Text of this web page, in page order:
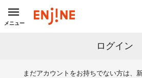
メニュー
ログイン
まだアカウントをお持ちでない方は、